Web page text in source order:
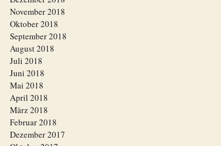
November 2018
Oktober 2018
September 2018
August 2018
Juli 2018
Juni 2018
Mai 2018
April 2018
März 2018
Februar 2018
Dezember 2017